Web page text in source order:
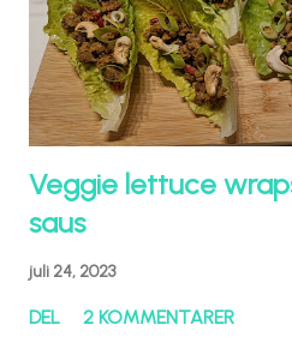
Veggie lettuce
saus
juli 24, 2023
DEL 2 KOMMENTARER